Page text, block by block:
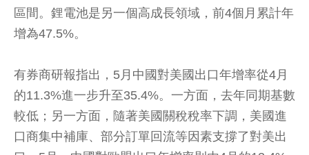
區間。鋰電池是另一個高成長領域，前4個月累計年
增為47.5%。
有券商研報指出，5月中國對美國出口年增率從4月
的11.3%進一步升至35.4%。一方面，去年同期基數
較低；另一方面，隨著美國關稅稅率下調，美國進
口商集中補庫、部分訂單回流等因素支撐了對美出